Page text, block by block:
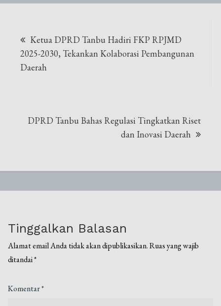
pos
Ketua DPRD Tanbu Hadiri FKP RPJMD
2025-2030, Tekankan Kolaborasi Pembangunan
Daerah
DPRD Tanbu Bahas Regulasi Tingkatkan Riset
dan Inovasi Daerah
Tinggalkan Balasan
Alamat email Anda tidak akan dipublikasikan. Ruas yang wajib
ditandai*
Komentar*